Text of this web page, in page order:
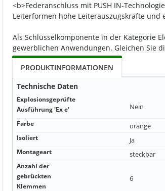
<b>Federanschluss mit PUSH IN-
Leiterformen hohe Leiterauszugskräfte und
Als Schlüsselkomponente in der Kategorie
gewerblichen Anwendungen. Gleichen Sie
PRODUKTINFORMATIONEN
Technische Daten
Explosionsgeprüfte
Ausführung 'Ex e'
Nein
Farbe orange
Isoliert Ja
Montageart steckbar
Anzahl der
gebrückten
Klemmen
6